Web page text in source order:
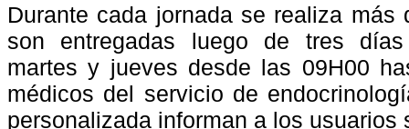
Durante cada jornada se realiza más
son entregadas luego de tres
martes y jueves desde las 09H00
médicos del servicio de
personalizada informan a los usuarios